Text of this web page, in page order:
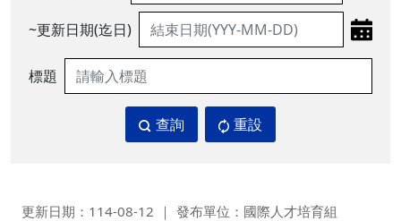
~更新日期(迄日)
標題
查詢 重設
更新日期：114-08-12 發布單位：國際人才培育組